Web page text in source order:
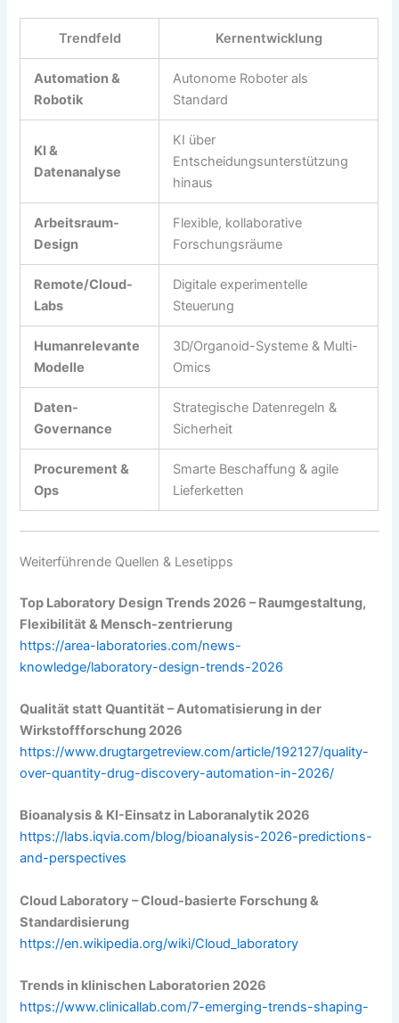
Trendfeld Kernentwicklung
Automation &
Robotik
Autonome Roboter als
Standard
KI &
Datenanalyse
KI über
Entscheidungsunterstützung
hinaus
Arbeitsraum-
Design
Flexible, kollaborative
Forschungsräume
Remote/Cloud-
Labs
Digitale experimentelle
Steuerung
Humanrelevante
Modelle
3D/Organoid-Systeme & Multi-
Omics
Daten-
Governance
Strategische Datenregeln &
Sicherheit
Procurement &
Ops
Smarte Beschaffung & agile
Lieferketten
Weiterführende Quellen & Lesetipps
Top Laboratory Design Trends 2026 – Raumgestaltung,
Flexibilität & Mensch-zentrierung
https://area-laboratories.com/news-
knowledge/laboratory-design-trends-2026
Qualität statt Quantität – Automatisierung in der
Wirkstoffforschung 2026
https://www.drugtargetreview.com/article/192127/quality-
over-quantity-drug-discovery-automation-in-2026/
Bioanalysis & KI-Einsatz in Laboranalytik 2026
https://labs.iqvia.com/blog/bioanalysis-2026-predictions-
and-perspectives
Cloud Laboratory – Cloud-basierte Forschung &
Standardisierung
https://en.wikipedia.org/wiki/Cloud_laboratory
Trends in klinischen Laboratorien 2026
https://www.clinicallab.com/7-emerging-trends-shaping-